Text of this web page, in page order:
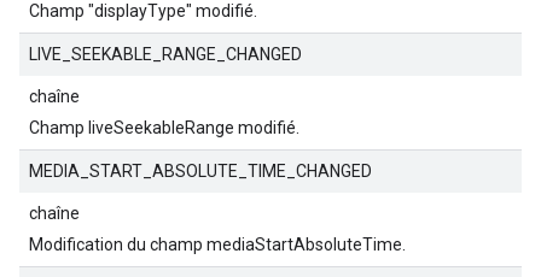
Champ "displayType" modifié.
LIVE_SEEKABLE_RANGE_CHANGED
chaîne
Champ liveSeekableRange modifié.
MEDIA_START_ABSOLUTE_TIME_CHANGED
chaîne
Modification du champ mediaStartAbsoluteTime.